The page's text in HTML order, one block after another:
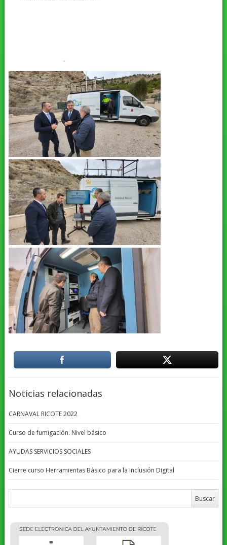
Noticias relacionadas
CARNAVAL RICOTE 2022
Curso de fumigación. Nivel básico
AYUDAS SERVICIOS SOCIALES
Cierre curso Herramientas Básico para la Inclusión Digital